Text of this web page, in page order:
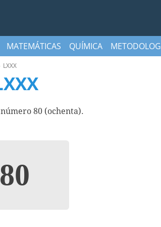
MATEMÁTICAS QUÍMICA
LXXX
80 (ochenta).
80